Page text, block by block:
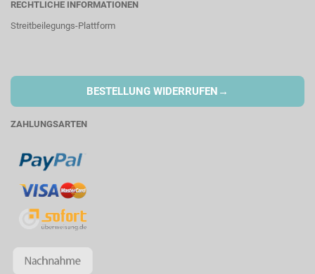
RECHTLICHE INFORMATIONEN
Streitbeilegungs-Plattform
BESTELLUNG WIDERRUFEN →
ZAHLUNGSARTEN